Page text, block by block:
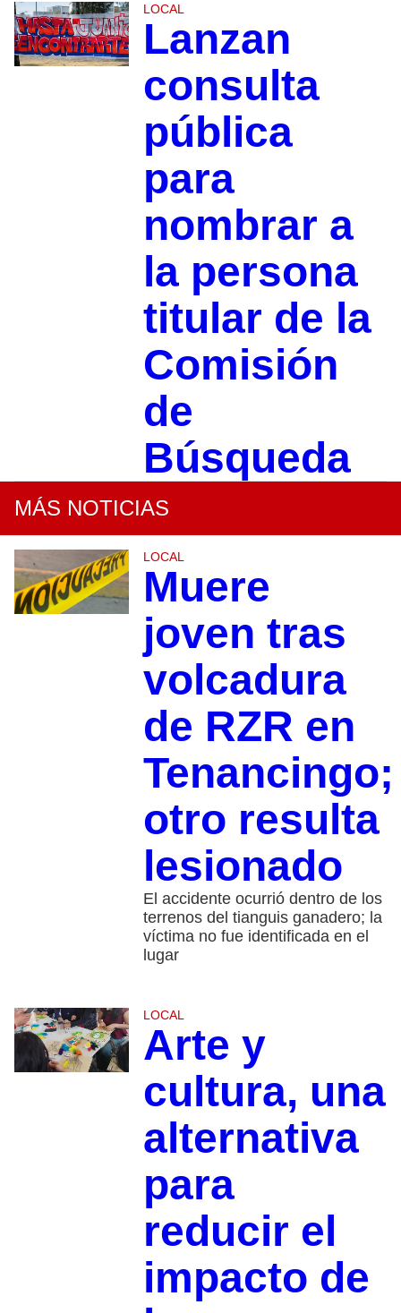
LOCAL
Lanzan
consulta
pública
para
nombrar a
la persona
titular de la
Comisión
de
Búsqueda
MÁS NOTICIAS
LOCAL
Muere
joven tras
volcadura
de RZR en
Tenancingo;
otro resulta
lesionado
El accidente ocurrió dentro de los
terrenos del tianguis ganadero; la
víctima no fue identificada en el
lugar
LOCAL
Arte y
cultura, una
alternativa
para
reducir el
impacto de